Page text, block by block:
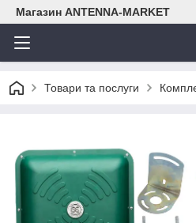
Магазин ANTENNA-MARKET
Товари та послуги